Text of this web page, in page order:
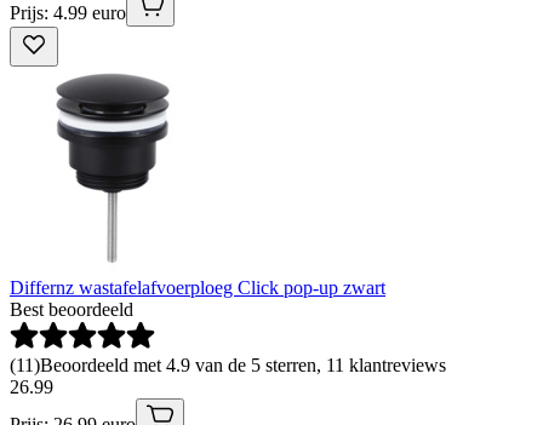
Prijs: 4.99 euro
Differnz wastafelafvoerploeg Click pop-up zwart
Best beoordeeld
(11)Beoordeeld met 4.9 van de 5 sterren, 11 klantreviews
26.99